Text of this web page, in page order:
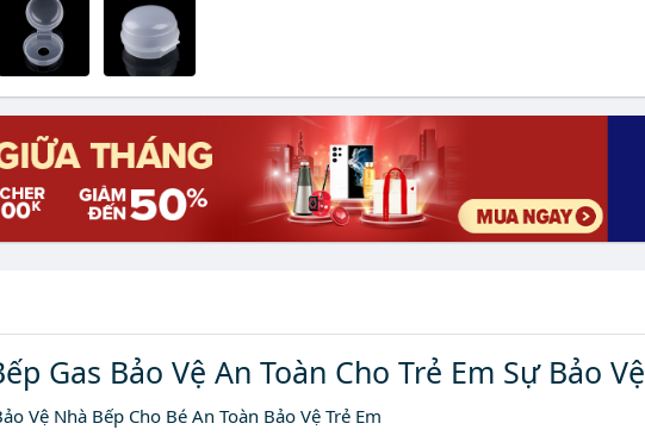
Gas Bảo Vệ An Toàn Cho Trẻ Em Sự Bảo Vệ
Vệ Nhà Bếp Cho Bé An Toàn Bảo Vệ Trẻ Em